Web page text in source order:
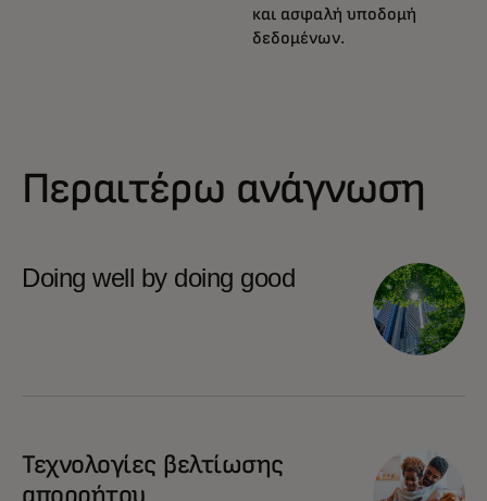
και ασφαλή υποδομή
δεδομένων.
Περαιτέρω ανάγνωση
Doing well by doing good
Τεχνολογίες βελτίωσης
απορρήτου
opens in a new tab